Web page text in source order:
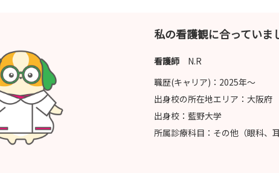
私の看護観に合っていま
看護師 N.R
職歴(キャリア)： 2025年〜
出身校の所在地エリア： 大阪府
出身校： 藍野大学
所属診療科目： その他（眼科、